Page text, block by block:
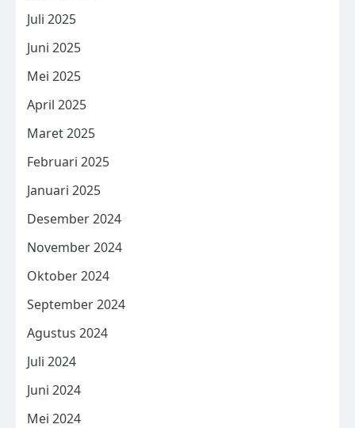
Juli 2025
Juni 2025
Mei 2025
April 2025
Maret 2025
Februari 2025
Januari 2025
Desember 2024
November 2024
Oktober 2024
September 2024
Agustus 2024
Juli 2024
Juni 2024
Mei 2024